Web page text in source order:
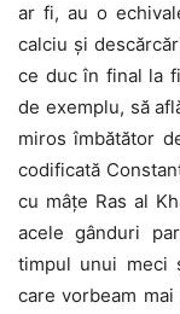
ar fi, au o
calciu și
ce duc în final la
de exemplu, să
miros îmbătător
codificată
cu mâțe Ras al
acele gânduri
timpul unui meci
care vorbeam